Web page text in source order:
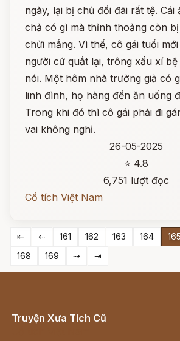
ngày, lại bị chủ đối đãi rất tệ. Cái
chả có gì mà thỉnh thoảng còn
chửi mắng. Vì thế, cô gái tuổi
người cứ quắt lại, trông xấu xí
nói. Một hôm nhà trưởng giả có
linh đình, họ hàng đến ăn uống
Trong khi đó thì cô gái phải đi
vai không nghỉ.
26-05-2025
⭐ 4.8
6,751 lượt đọc
Cổ tích Việt Nam
⇤ ⇠ 161 162 163 164 165
168
169 ⇢ ⇥
Truyện Xưa Tích Cũ